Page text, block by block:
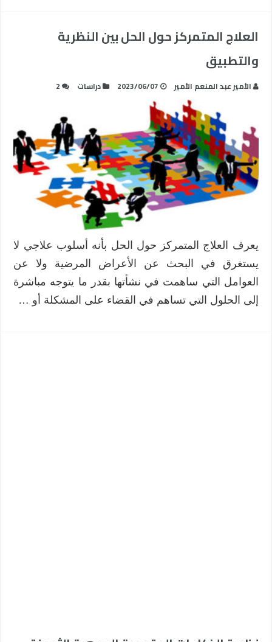
العلاج المتمركز حول الحل بين النظرية
والتطبيق
الأمير عبد المنعم الأمير 2023/06/07 دراسات 2
يعرف العلاج المتمركز حول الحل بأنه أسلوب علاجي لا
يستغرق في البحث عن الأعراض المرضية ولا عن
العوامل التي ساهمت في نشأتها بقدر ما يتوجه مباشرة
إلى الحلول التي تساهم في القضاء على المشكلة أو …